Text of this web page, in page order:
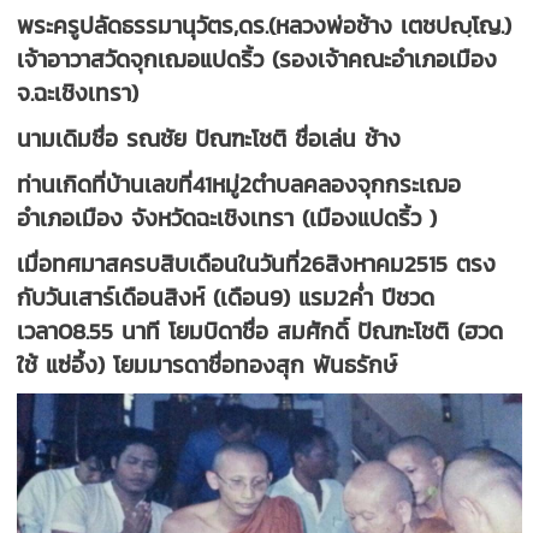
พระครูปลัดธรรมานุวัตร,ดร.(หลวงพ่อช้าง เตชปญฺโญ.)
เจ้าอาวาสวัดจุกเฌอแปดริ้ว (รองเจ้าคณะอำเภอเมือง
จ.ฉะเชิงเทรา)
นามเดิมชื่อ รณชัย ปัณฑะโชติ ชื่อเล่น ช้าง
ท่านเกิดที่บ้านเลขที่41หมู่2ตำบลคลองจุกกระเฌอ
อำเภอเมือง จังหวัดฉะเชิงเทรา (เมืองแปดริ้ว )
เมื่อทศมาสครบสิบเดือนในวันที่26สิงหาคม2515 ตรง
กับวันเสาร์เดือนสิงห์ (เดือน9) แรม2ค่ำ ปีชวด
เวลา08.55 นาที โยมบิดาชื่อ สมศักดิ์ ปัณฑะโชติ (ฮวด
ใช้ แซ่อึ้ง) โยมมารดาชื่อทองสุก พันธรักษ์